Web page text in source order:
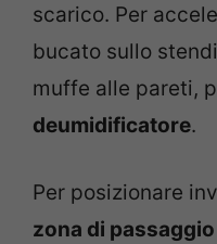
scarico. Per
bucato sullo
muffe alle pareti,
deumidificatore.
Per posizionare
zona di passaggio